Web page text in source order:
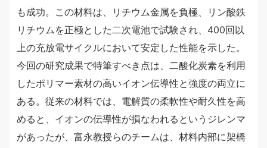
も成功。この材料は、リチウム金属を負極、リン酸鉄
リチウムを正極とした二次電池で試験され、400回以
上の充放電サイクルにおいて安定した性能を示した。
今回の研究成果で特筆すべき点は、二酸化炭素を利用
したポリマー素材の高いイオン伝導性と強度の両立に
ある。従来の材料では、電解質の柔軟性や耐久性を高
めると、イオンの伝導性が損なわれるというジレンマ
があったが、富永教授らのチームは、材料内部に架橋